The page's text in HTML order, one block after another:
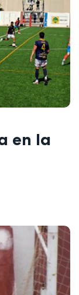
en la